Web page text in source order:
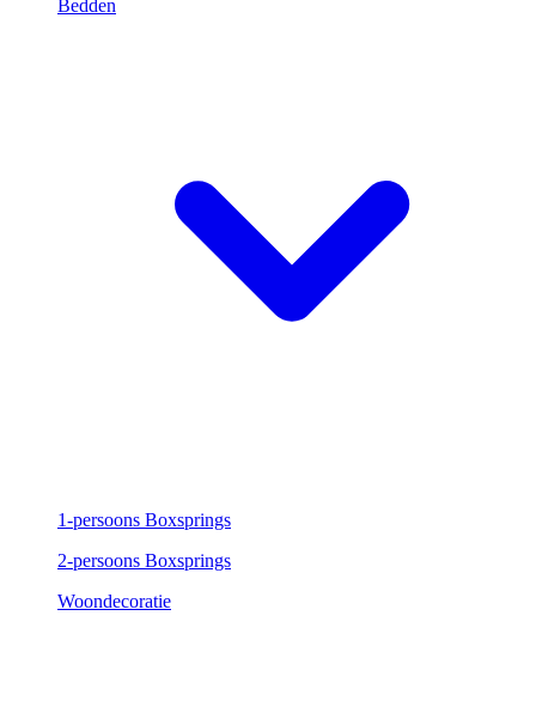
Bedden
1-persoons Boxsprings
2-persoons Boxsprings
Woondecoratie